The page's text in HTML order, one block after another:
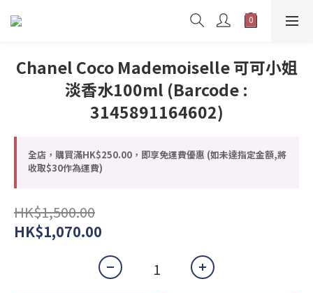
Chanel Coco Mademoiselle 可可小姐
淡香水100ml (Barcode :
3145891164602)
全店，購買滿HK$250.00，即享免運費優惠 (如未達指定金額,將
收取$30作為運費)
HK$1,500.00
HK$1,070.00